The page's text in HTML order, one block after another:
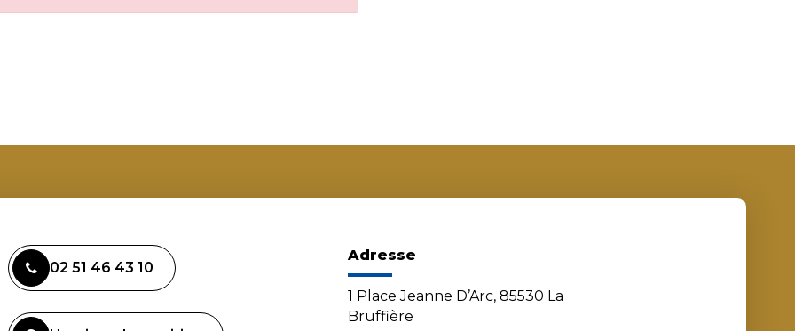
02 51 46 43 10
Adresse
1 Place Jeanne D’Arc, 85530 La
Bruffière